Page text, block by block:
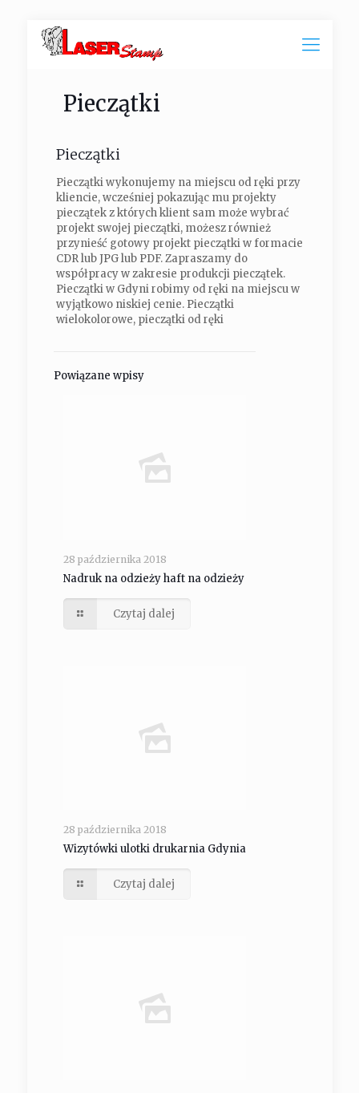
Pieczątki
Pieczątki
Pieczątki wykonujemy na miejscu od ręki przy
kliencie, wcześniej pokazując mu projekty
pieczątek z których klient sam może wybrać
projekt swojej pieczątki, możesz również
przynieść gotowy projekt pieczątki w formacie
CDR lub JPG lub PDF. Zapraszamy do
współpracy w zakresie produkcji pieczątek.
Pieczątki w Gdyni robimy od ręki na miejscu w
wyjątkowo niskiej cenie. Pieczątki
wielokolorowe, pieczątki od ręki
Powiązane wpisy
28 października 2018
Nadruk na odzieży haft na odzieży
Czytaj dalej
28 października 2018
Wizytówki ulotki drukarnia Gdynia
Czytaj dalej